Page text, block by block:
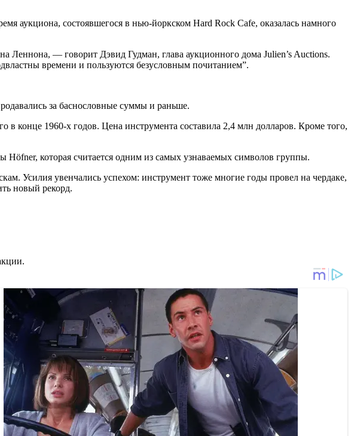
аукциона, состоявшегося в нью-йоркском Hard Rock Cafe, оказалась намного
Леннона, — говорит Дэвид Гудман, глава аукционного дома Julien’s Auctions.
времени и пользуются безусловным почитанием”.
за баснословные суммы и раньше.
в конце 1960-х годов. Цена инструмента составила 2,4 млн долларов. Кроме того,
которая считается одним из самых узнаваемых символов группы.
Усилия увенчались успехом: инструмент тоже многие годы провел на чердаке,
новый рекорд.